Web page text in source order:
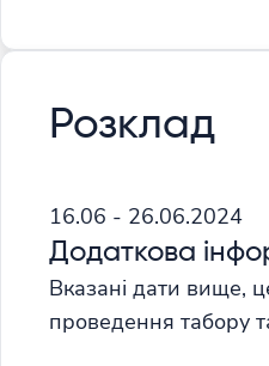
Розклад
16.06 - 26.06.2024
Додаткова
Вказані дати вище,
проведення табору